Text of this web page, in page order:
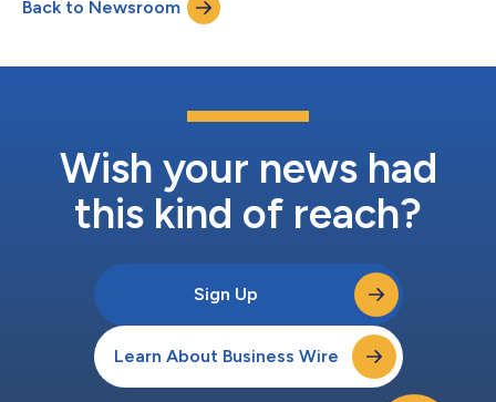
- powiedział Frank Gibeau, dyrektor generalny Zynga. - Jestem
dumny z realizacji strategii rozwoju przez na...
Back to Newsroom
Wish your news had
this kind of reach?
Sign Up
Learn About Business Wire